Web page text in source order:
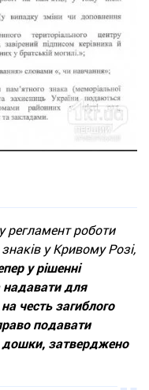
регламент роботи
у Кривому Розі,
у рішенні
надавати для
честь загиблого
подавати
дошки, затверджено